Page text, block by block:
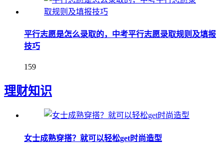
平行志愿是怎么录取的，中考平行志愿录取规则及填报
技巧
159
理财知识
女士成熟穿搭？就可以轻松get时尚造型